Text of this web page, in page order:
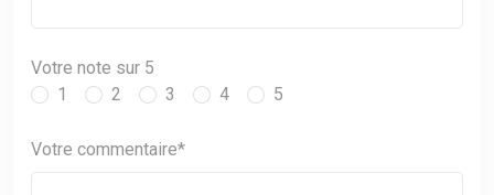
Votre note sur 5
1
2 3 4 5
Votre commentaire*